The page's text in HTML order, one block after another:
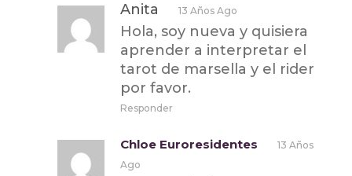
Anita 13 Años Ago
Hola, soy nueva y quisiera
aprender a interpretar el
tarot de marsella y el rider
por favor.
Responder
Chloe Euroresidentes
13 Años
Ago